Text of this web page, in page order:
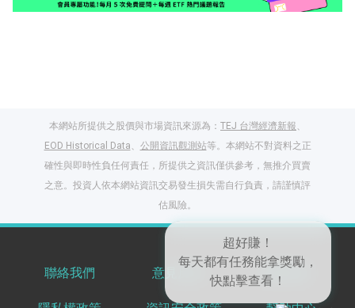
本網站所提供之股價與市場資訊來源為： TEJ 台灣經濟新報、
EOD Historical Data、 公開資訊觀測站等。本網站不對資料之正
確性與即時性負任何責任，所提供之資訊僅供參考，無推介買賣
之意。投資人依本網站資訊交易發生損失需自行負責，請謹慎評
估風險。
聯絡我們 意見反饋 服務條款
超好賺！
每天都有任務能拿獎勵，
快點擊查看！
登入股感會員，閱讀
任一文章